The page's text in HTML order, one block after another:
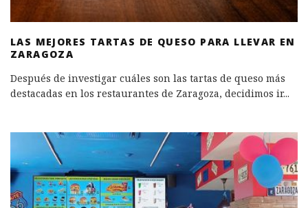
LAS MEJORES TARTAS DE QUESO PARA LLEVAR EN
ZARAGOZA
Después de investigar cuáles son las tartas de queso más
destacadas en los restaurantes de Zaragoza, decidimos ir...